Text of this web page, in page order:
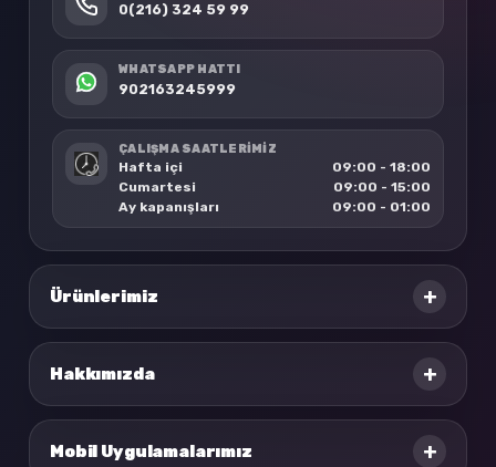
0(216) 324 59 99
WHATSAPP HATTI
902163245999
ÇALIŞMA SAATLERİMİZ
Hafta içi
09:00 - 18:00
Cumartesi
09:00 - 15:00
Ay kapanışları
09:00 - 01:00
Ürünlerimiz +
Hakkımızda +
Mobil Uygulamalarımız +